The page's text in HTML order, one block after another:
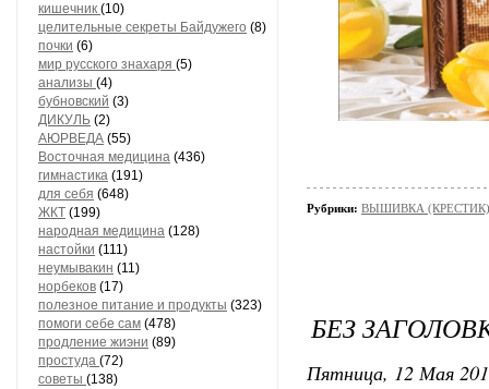
кишечник (10)
целительные секреты Байдужего (8)
почки (6)
мир русского знахаря (5)
анализы (4)
бубновский (3)
ДИКУЛЬ (2)
АЮРВЕДА (55)
Восточная медицина (436)
гимнастика (191)
для себя (648)
ЖКТ (199)
народная медицина (128)
настойки (111)
неумывакин (11)
норбеков (17)
полезное питание и продукты (323)
помоги себе сам (478)
продление жиэни (89)
простуда (72)
советы (138)
Рубрики: ВЫШИВКА (КРЕСТИК)/
БЕЗ
Пятница, 12 Мая